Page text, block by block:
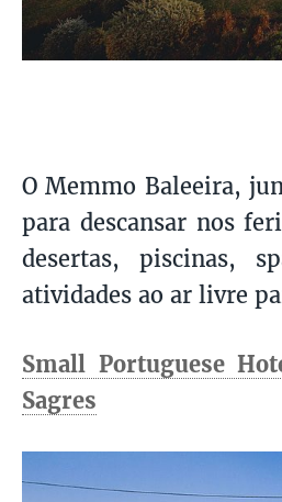
O Memmo Baleeira,
para descansar nos
desertas, piscinas,
atividades ao ar livre
Small Portuguese
Sagres